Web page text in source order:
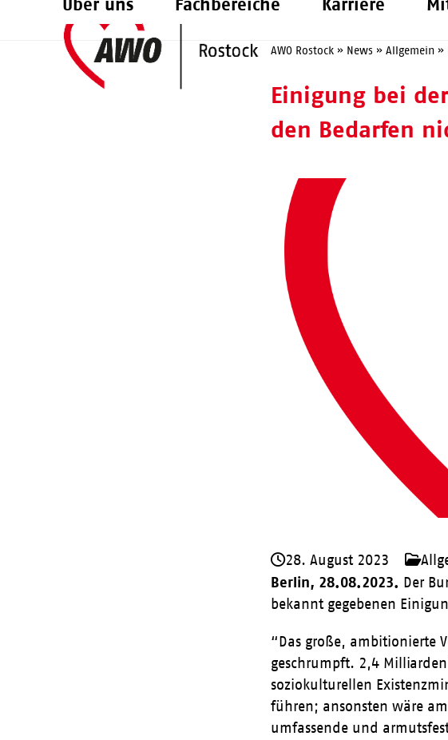
Über uns Fachbereiche Karriere
AWO Rostock » News »Allgemein »
Einigung bei
den Bedarfen
28. August 2023
Berlin, 28.08.2023. Der
bekannt gegebenen
“Das große, ambitionierte
geschrumpft. 2,4
soziokulturellen
führen; ansonsten wäre
umfassende und